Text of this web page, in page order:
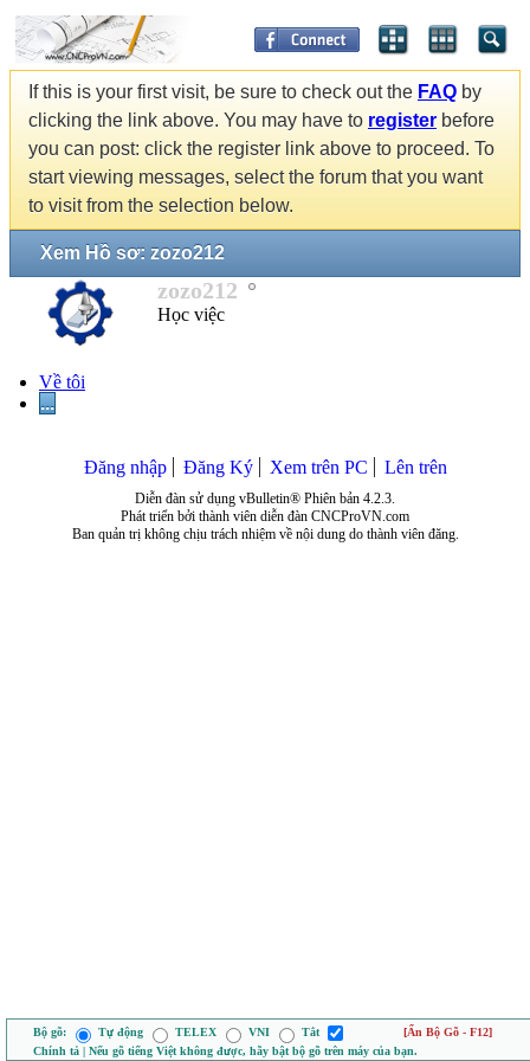
If this is your first visit, be sure to check out the FAQ by
clicking the link above. You may have to register before
you can post: click the register link above to proceed. To
start viewing messages, select the forum that you want
to visit from the selection below.
Xem Hồ sơ: zozo212
zozo212
Học việc
Về tôi
...
Đăng nhập Đăng Ký Xem trên PC Lên trên
Diễn đàn sử dụng vBulletin® Phiên bản 4.2.3.
Phát triển bởi thành viên diễn đàn CNCProVN.com
Ban quản trị không chịu trách nhiệm về nội dung do thành viên đăng.
Bộ gõ: Tự động TELEX VNI Tắt
[Ẩn Bộ Gõ - F12]
Chính tả | Nếu gõ tiếng Việt không được, hãy bật bộ gõ trên máy của bạn.